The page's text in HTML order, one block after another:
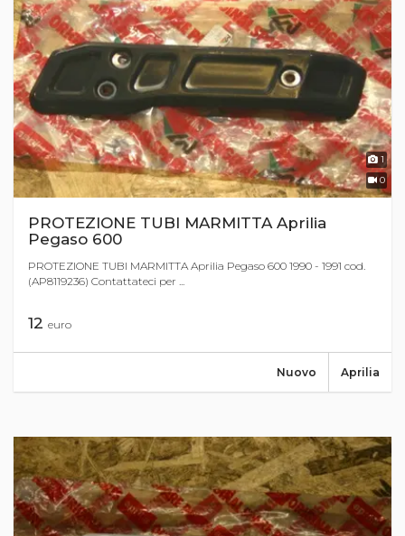
1
0
PROTEZIONE TUBI MARMITTA Aprilia
Pegaso 600
PROTEZIONE TUBI MARMITTA Aprilia Pegaso 600 1990 - 1991 cod.
(AP8119236) Contattateci per ...
12 euro
Aprilia
Nuovo